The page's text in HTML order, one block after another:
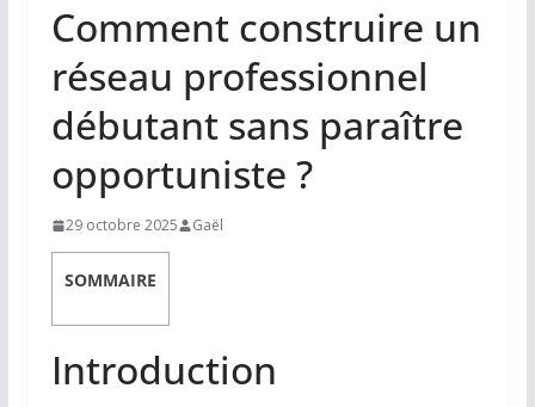
Comment construire un
réseau professionnel
débutant sans paraître
opportuniste ?
29 octobre 2025 Gaël
SOMMAIRE
Introduction